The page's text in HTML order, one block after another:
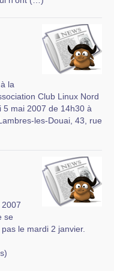
la
Club Linux Nord
5 mai 2007 de 14h30 à
les-Douai, 43, rue
se
le mardi 2 janvier.